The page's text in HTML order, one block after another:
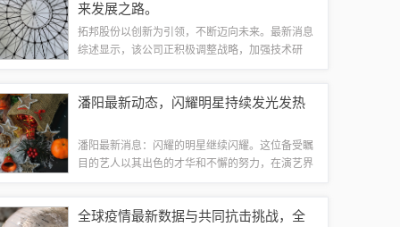
来发展之路。
拓邦股份以创新为引领，不断迈向未来。最新消息
综述显示，该公司正积极调整战略，加强技术研
为投资者创造更多价值。展望未来，拓邦股份将...
潘阳最新动态，闪耀明星持续发光发热
潘阳最新消息：闪耀的明星继续闪耀。这位备受瞩
目的艺人以其出色的才华和不懈的努力，在演艺界
卓越的才华和实力。期待他未来更多精彩的表...
全球疫情最新数据与共同抗击挑战，全